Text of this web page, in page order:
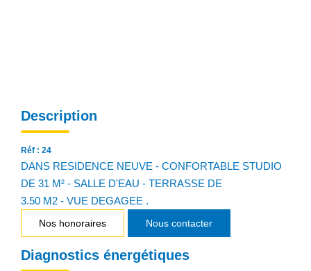
Description
Réf : 24
DANS RESIDENCE NEUVE - CONFORTABLE STUDIO
DE 31 M² - SALLE D'EAU - TERRASSE DE
3.50 M2 - VUE DEGAGEE .
Nos honoraires Nous contacter
Diagnostics énergétiques